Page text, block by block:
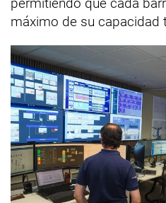
permitiendo que cada
máximo de su capacidad